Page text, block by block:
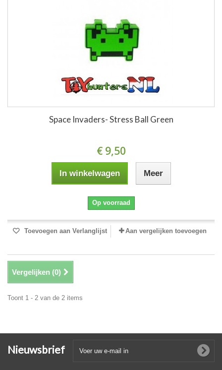
Space Invaders- Stress Ball Green
€ 9,50
In winkelwagen Meer
Op voorraad
Toevoegen aan Verlanglijst Aan vergelijken toevoegen
Vergelijken (0)
Toont 1 - 2 van de 2 items
Nieuwsbrief